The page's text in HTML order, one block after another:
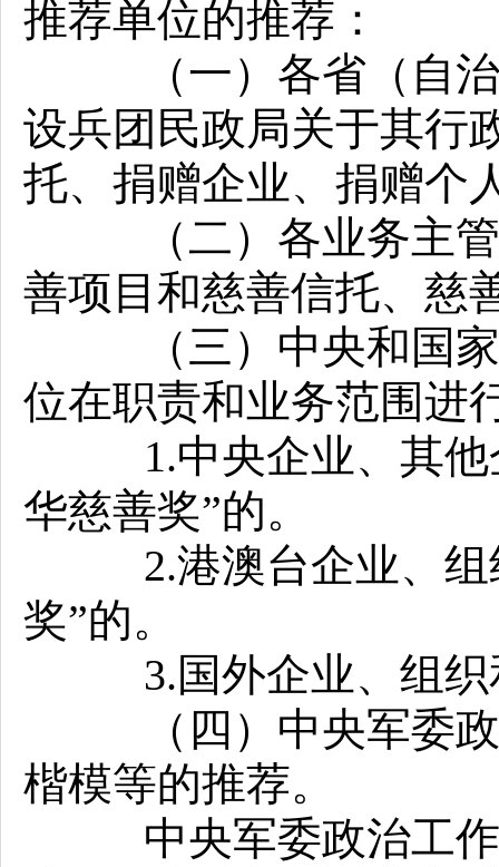
推荐单位的推荐：
（一）各省（自治
设兵团民政局关于其行
托、捐赠企业、捐赠个
（二）各业务主管
善项目和慈善信托、慈
（三）中央和国家
位在职责和业务范围进
1.中央企业、其他
华慈善奖”的。
2.港澳台企业、组
奖”的。
3.国外企业、组织
（四）中央军委政
楷模等的推荐。
中央军委政治工作